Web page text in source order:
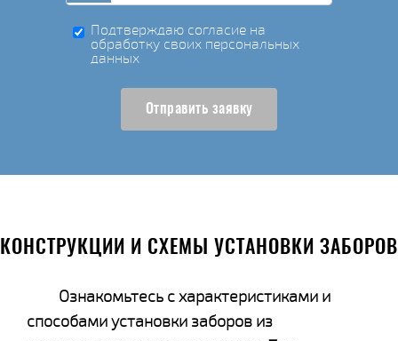
Подтверждаю согласие на
обработку своих персональных
данных
Отправить заявку
КОНСТРУКЦИИ И СХЕМЫ УСТАНОВКИ ЗАБОРОВ
Ознакомьтесь с характеристиками и
способами установки заборов из